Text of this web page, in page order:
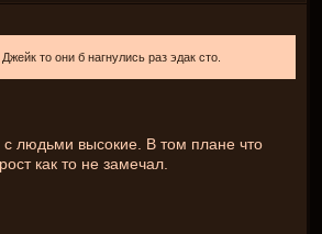
то они б нагнулись раз эдак сто.
с людьми высокие. В том плане что
как то не замечал.